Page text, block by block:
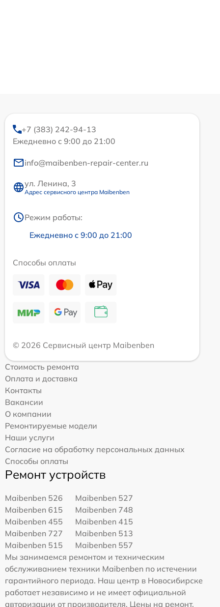
+7 (383) 242-94-13
Ежедневно с 9:00 до 21:00
info@maibenben-repair-center.ru
ул. Ленина, 3
Адрес сервисного центра Maibenben
Режим работы:
Ежедневно с 9:00 до 21:00
Способы оплаты
© 2026 Сервисный центр Maibenben
Стоимость ремонта
Оплата и доставка
Контакты
Вакансии
О компании
Ремонтируемые модели
Наши услуги
Согласие на обработку персональных данных
Способы оплаты
Ремонт устройств
Maibenben 526
Maibenben 527
Maibenben 615
Maibenben 748
Maibenben 455
Maibenben 415
Maibenben 727
Maibenben 513
Maibenben 515
Maibenben 557
Мы занимаемся ремонтом и техническим
обслуживанием техники Maibenben по истечении
гарантийного периода. Наш центр в Новосибирске
работает независимо и не имеет официальной
авторизации от производителя. Цены на ремонт,